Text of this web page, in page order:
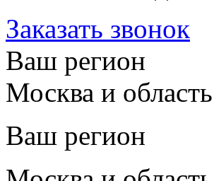
Заказать звонок
Ваш регион
Москва и область
Ваш регион